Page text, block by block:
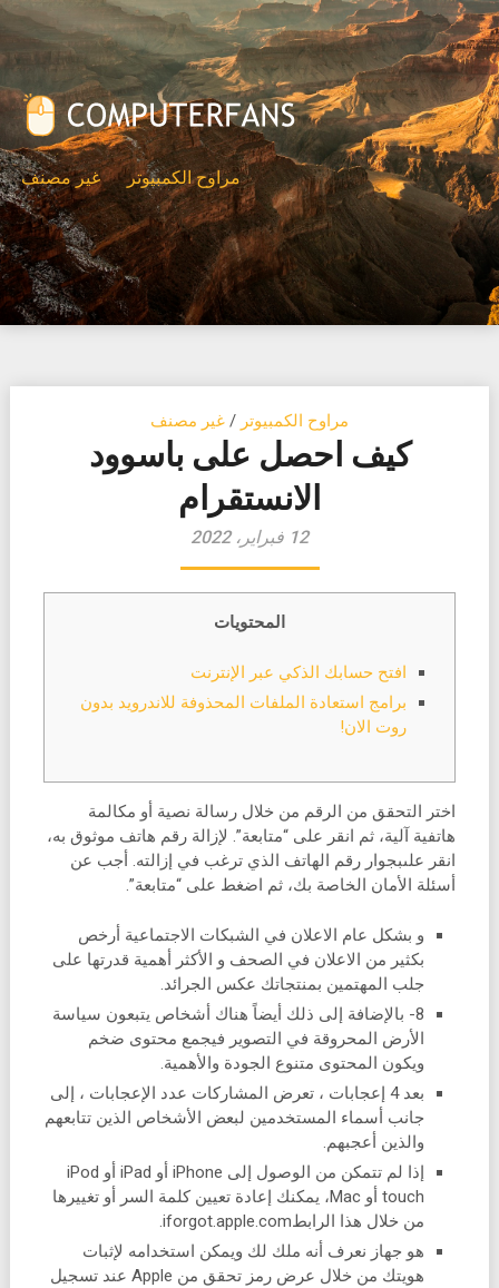
Skip
to
content
مراوح الكمبيوتر غير مصنف
مراوح الكمبيوتر / غير مصنف
كيف احصل على باسوود
الانستقرام
12 فبراير، 2022
المحتويات
افتح حسابك الذكي عبر الإنترنت
برامج استعادة الملفات المحذوفة للاندرويد بدون
روت الان!
اختر التحقق من الرقم من خلال رسالة نصية أو مكالمة
هاتفية آلية، ثم انقر على “متابعة”. لإزالة رقم هاتف موثوق به،
انقر علىبجوار رقم الهاتف الذي ترغب في إزالته. أجب عن
أسئلة الأمان الخاصة بك، ثم اضغط على “متابعة”.
و بشكل عام الاعلان في الشبكات الاجتماعية أرخص
بكثير من الاعلان في الصحف و الأكثر أهمية قدرتها على
جلب المهتمين بمنتجاتك عكس الجرائد.
8- بالإضافة إلى ذلك أيضاً هناك أشخاص يتبعون سياسة
الأرض المحروقة في التصوير فيجمع محتوى ضخم
ويكون المحتوى متنوع الجودة والأهمية.
بعد 4 إعجابات ، تعرض المشاركات عدد الإعجابات ، إلى
جانب أسماء المستخدمين لبعض الأشخاص الذين تتابعهم
والذين أعجبهم.
إذا لم تتمكن من الوصول إلى iPhone أو iPad أو iPod
touch أو Mac، يمكنك إعادة تعيين كلمة السر أو تغييرها
من خلال هذا الرابطiforgot.apple.com.
هو جهاز نعرف أنه ملك لك ويمكن استخدامه لإثبات
هويتك من خلال عرض رمز تحقق من Apple عند تسجيل